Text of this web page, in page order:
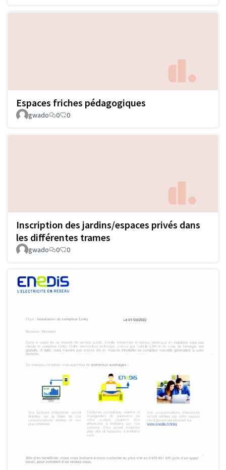
Espaces friches pédagogiques
gwado 0 0
Inscription des jardins/espaces privés dans
les différentes trames
gwado 0 0